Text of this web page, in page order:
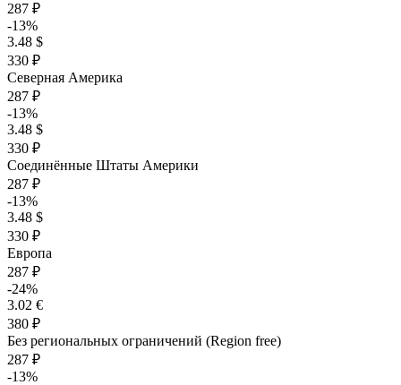
287 ₽
-13%
3.48 $
330 ₽
Северная Америка
287 ₽
-13%
3.48 $
330 ₽
Соединённые Штаты Америки
287 ₽
-13%
3.48 $
330 ₽
Европа
287 ₽
-24%
3.02 €
380 ₽
Без региональных ограничений (Region free)
287 ₽
-13%